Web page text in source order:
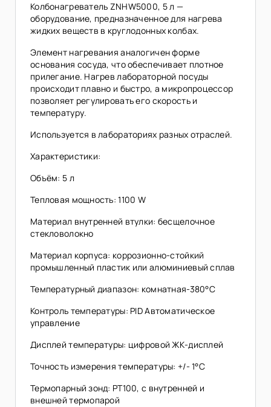
Колбонагреватель ZNHW5000, 5 л —
оборудование, предназначенное для нагрева
жидких веществ в круглодонных колбах.
Элемент нагревания аналогичен форме
основания сосуда, что обеспечивает плотное
прилегание. Нагрев лабораторной посуды
происходит плавно и быстро, а микропроцессор
позволяет регулировать его скорость и
температуру.
Используется в лабораториях разных отраслей.
Характеристики:
Объём: 5 л
Тепловая мощность: 1100 W
Материал внутренней втулки: бесщелочное
стекловолокно
Материал корпуса: коррозионно-стойкий
промышленный пластик или алюминиевый сплав
Температурный диапазон: комнатная-380°C
Контроль температуры: PID Автоматическое
управление
Дисплей температуры: цифровой ЖК-дисплей
Точность измерения температуры: +/- 1°C
Термопарный зонд: PT100, с внутренней и
внешней термопарой